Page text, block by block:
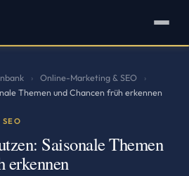
› Online-Marketing & SEO
›
Themen und Chancen früh erkennen
Saisonale Themen
erkennen